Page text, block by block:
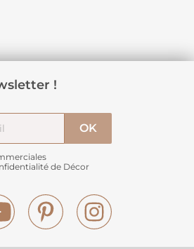
!
de Décor
YouTube Pinterest